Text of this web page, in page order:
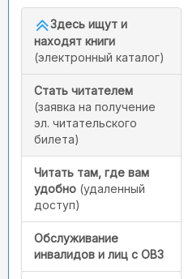
Здесь ищут и
находят книги
(электронный каталог)
Стать читателем
(заявка на получение
эл. читательского
билета)
Читать там, где вам
удобно (удаленный
доступ)
Обслуживание
инвалидов и лиц с ОВЗ